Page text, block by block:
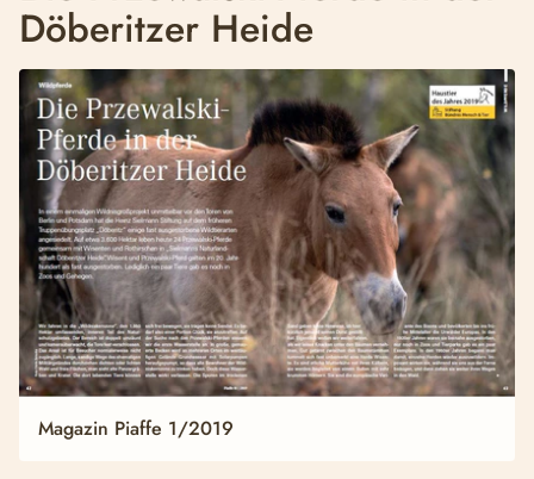
Döberitzer Heide
Magazin Piaffe 1/2019